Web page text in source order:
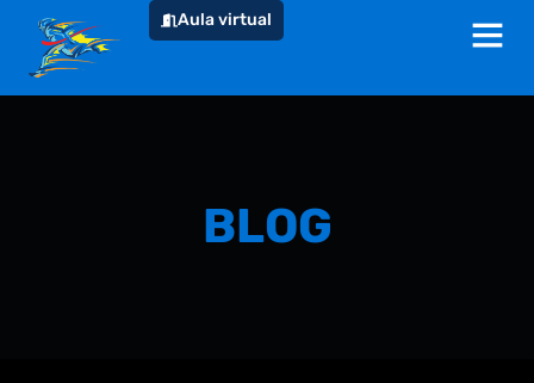
Aula virtual
BLOG